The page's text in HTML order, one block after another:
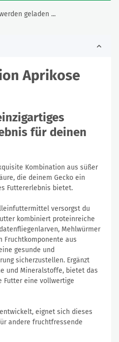
geladen ...
Aprikose
für deinen
Kombination aus süßer
die deinem Gecko ein
Futtererlebnis bietet.
versorgst du
kombiniert proteinreiche
Mehlwürmer
Fruchtkomponente aus
gesunde und
sicherzustellen. Ergänzt
und Mineralstoffe, bietet das
Futter eine vollwertige
eignet sich dieses
andere fruchtfressende